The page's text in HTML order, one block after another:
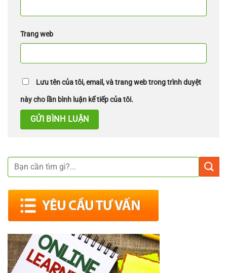
Trang web
Lưu tên của tôi, email, và trang web trong trình duyệt
này cho lần bình luận kế tiếp của tôi.